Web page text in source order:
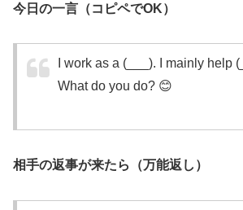
今日の一言（コピペでOK）
I work as a (___). I mainly help
What do you do? 😊
相手の返事が来たら（万能返し）